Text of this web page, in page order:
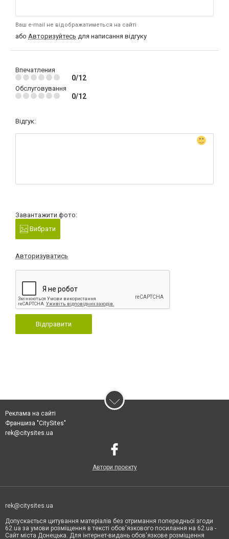
Ваш e-mail не відображатиметься на сайті
або Авторизуйтесь для написання відгуку
Впечатления
0/12
Обслуговування
0/12
Відгук:
Завантажити фото:
Вибрати
Авторизуватись
Відправити
Реклама на сайті
Франшиза "CitySites"
rek@citysites.ua
Автори проєкту
rek@citysites.ua
Допускається цитування матеріалів без отримання попередньої згоди
62.ua за умови розміщення в тексті обов'язкового посилання на 62.ua -
Сайт міста Донецька. Для інтернет-видань обов'язкове розміщення